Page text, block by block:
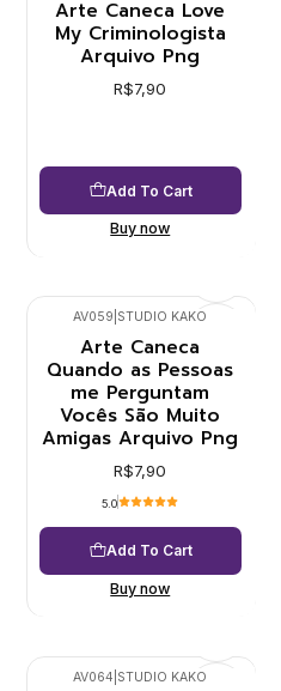
Arte Caneca Love
My Criminologista
Arquivo Png
R$7,90
Add To Cart
Buy now
AV059 STUDIO KAKO
Arte Caneca
Quando as Pessoas
me Perguntam
Vocês São Muito
Amigas Arquivo Png
R$7,90
5.0
Add To Cart
Buy now
AV064 STUDIO KAKO